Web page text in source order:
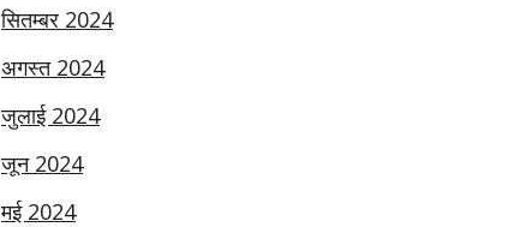
सितम्बर 2024
अगस्त 2024
जुलाई 2024
जून 2024
मई 2024